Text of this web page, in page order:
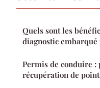
Quels sont les
diagnostic
Permis de conduire :
récupération de